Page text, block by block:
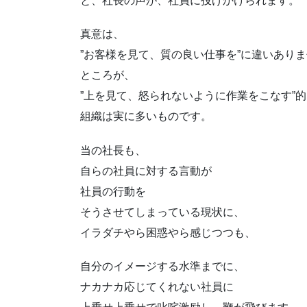
真意は、
”お客様を見て、質の良い仕事を”に違いありま
ところが、
”上を見て、怒られないように作業をこなす”
組織は実に多いものです。
当の社長も、
自らの社員に対する言動が
社員の行動を
そうさせてしまっている現状に、
イラダチやら困惑やら感じつつも、
自分のイメージする水準までに、
ナカナカ応じてくれない社員に